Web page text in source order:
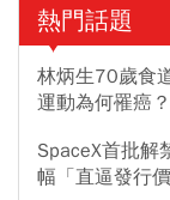
熱門話題
林炳生70歲食
運動為何罹癌
SpaceX首批解
幅「直逼發行